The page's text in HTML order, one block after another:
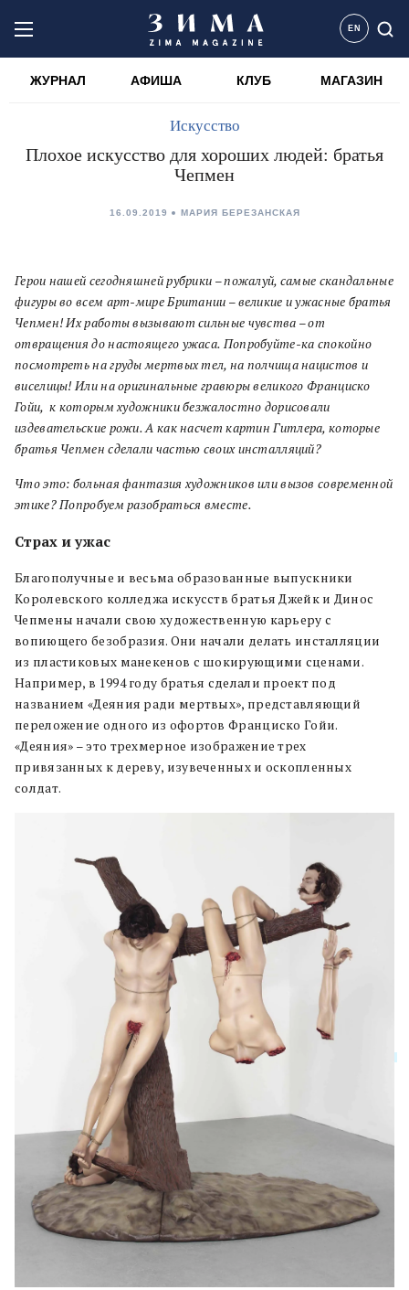
EN
ЖУРНАЛ АФИША КЛУБ МАГАЗИН
Искусство
Плохое искусство для хороших людей: братья
Чепмен
16.09.2019 МАРИЯ БЕРЕЗАНСКАЯ
Герои нашей сегодняшней рубрики – пожалуй, самые скандальные
фигуры во всем арт-мире Британии – великие и ужасные братья
Чепмен! Их работы вызывают сильные чувства – от
отвращения до настоящего ужаса.Попробуйте-ка спокойно
посмотреть на груды мертвых тел, на полчища нацистов и
виселицы! Или на оригинальные гравюры великого Франциско
Гойи, к которым художники безжалостно дорисовали
издевательские рожи. А как насчет картин Гитлера, которые
братья Чепмен сделали частью своих инсталляций?
Что это: больная фантазия художников или вызов современной
этике? Попробуем разобраться вместе.
Страх и ужас
Благополучные и весьма образованные выпускники
Королевского колледжа искусств братья Джейк и Динос
Чепмены начали свою художественную карьеру с
вопиющего безобразия. Они начали делать инсталляции
из пластиковых манекенов с шокирующими сценами.
Например, в 1994 году братья сделали проект под
названием «Деяния ради мертвых», представляющий
переложение одного из офортов Франциско Гойи.
«Деяния» – это трехмерное изображение трех
привязанных к дереву, изувеченных и оскопленных
солдат.